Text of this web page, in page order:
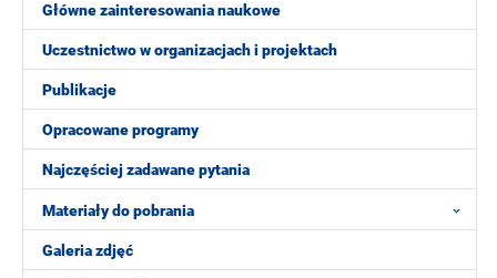
Główne zainteresowania naukowe
Uczestnictwo w organizacjach i projektach
Publikacje
Opracowane programy
Najczęściej zadawane pytania
Materiały do pobrania
Galeria zdjęć